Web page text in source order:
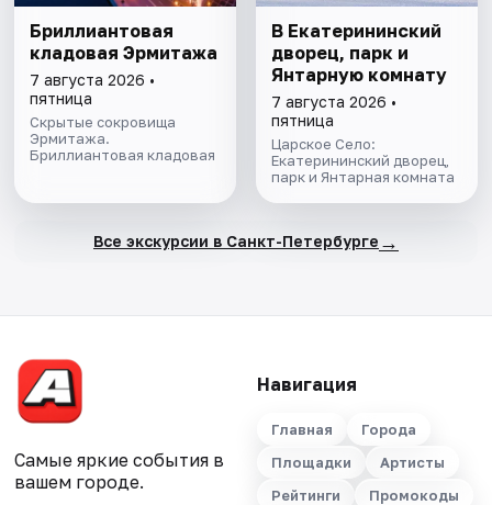
Бриллиантовая
кладовая Эрмитажа
7 августа 2026 •
пятница
Скрытые сокровища
Эрмитажа.
Бриллиантовая кладовая
В Екатерининский
дворец, парк и
Янтарную комнату
7 августа 2026 •
пятница
Царское Село:
Екатерининский дворец,
парк и Янтарная комната
Все экскурсии в Санкт-Петербурге →
Самые яркие события в
вашем городе.
Навигация
Главная
Города
Площадки
Артисты
Рейтинги
Промокоды